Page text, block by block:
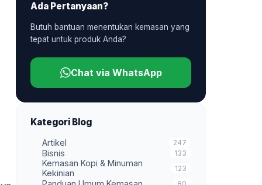
Ada Pertanyaan?
Butuh bantuan menentukan kemasan yang
tepat untuk produk Anda?
Chat via WhatsApp
Kategori Blog
Artikel 247
Bisnis 133
Kemasan Kopi & Minuman
Kekinian
123